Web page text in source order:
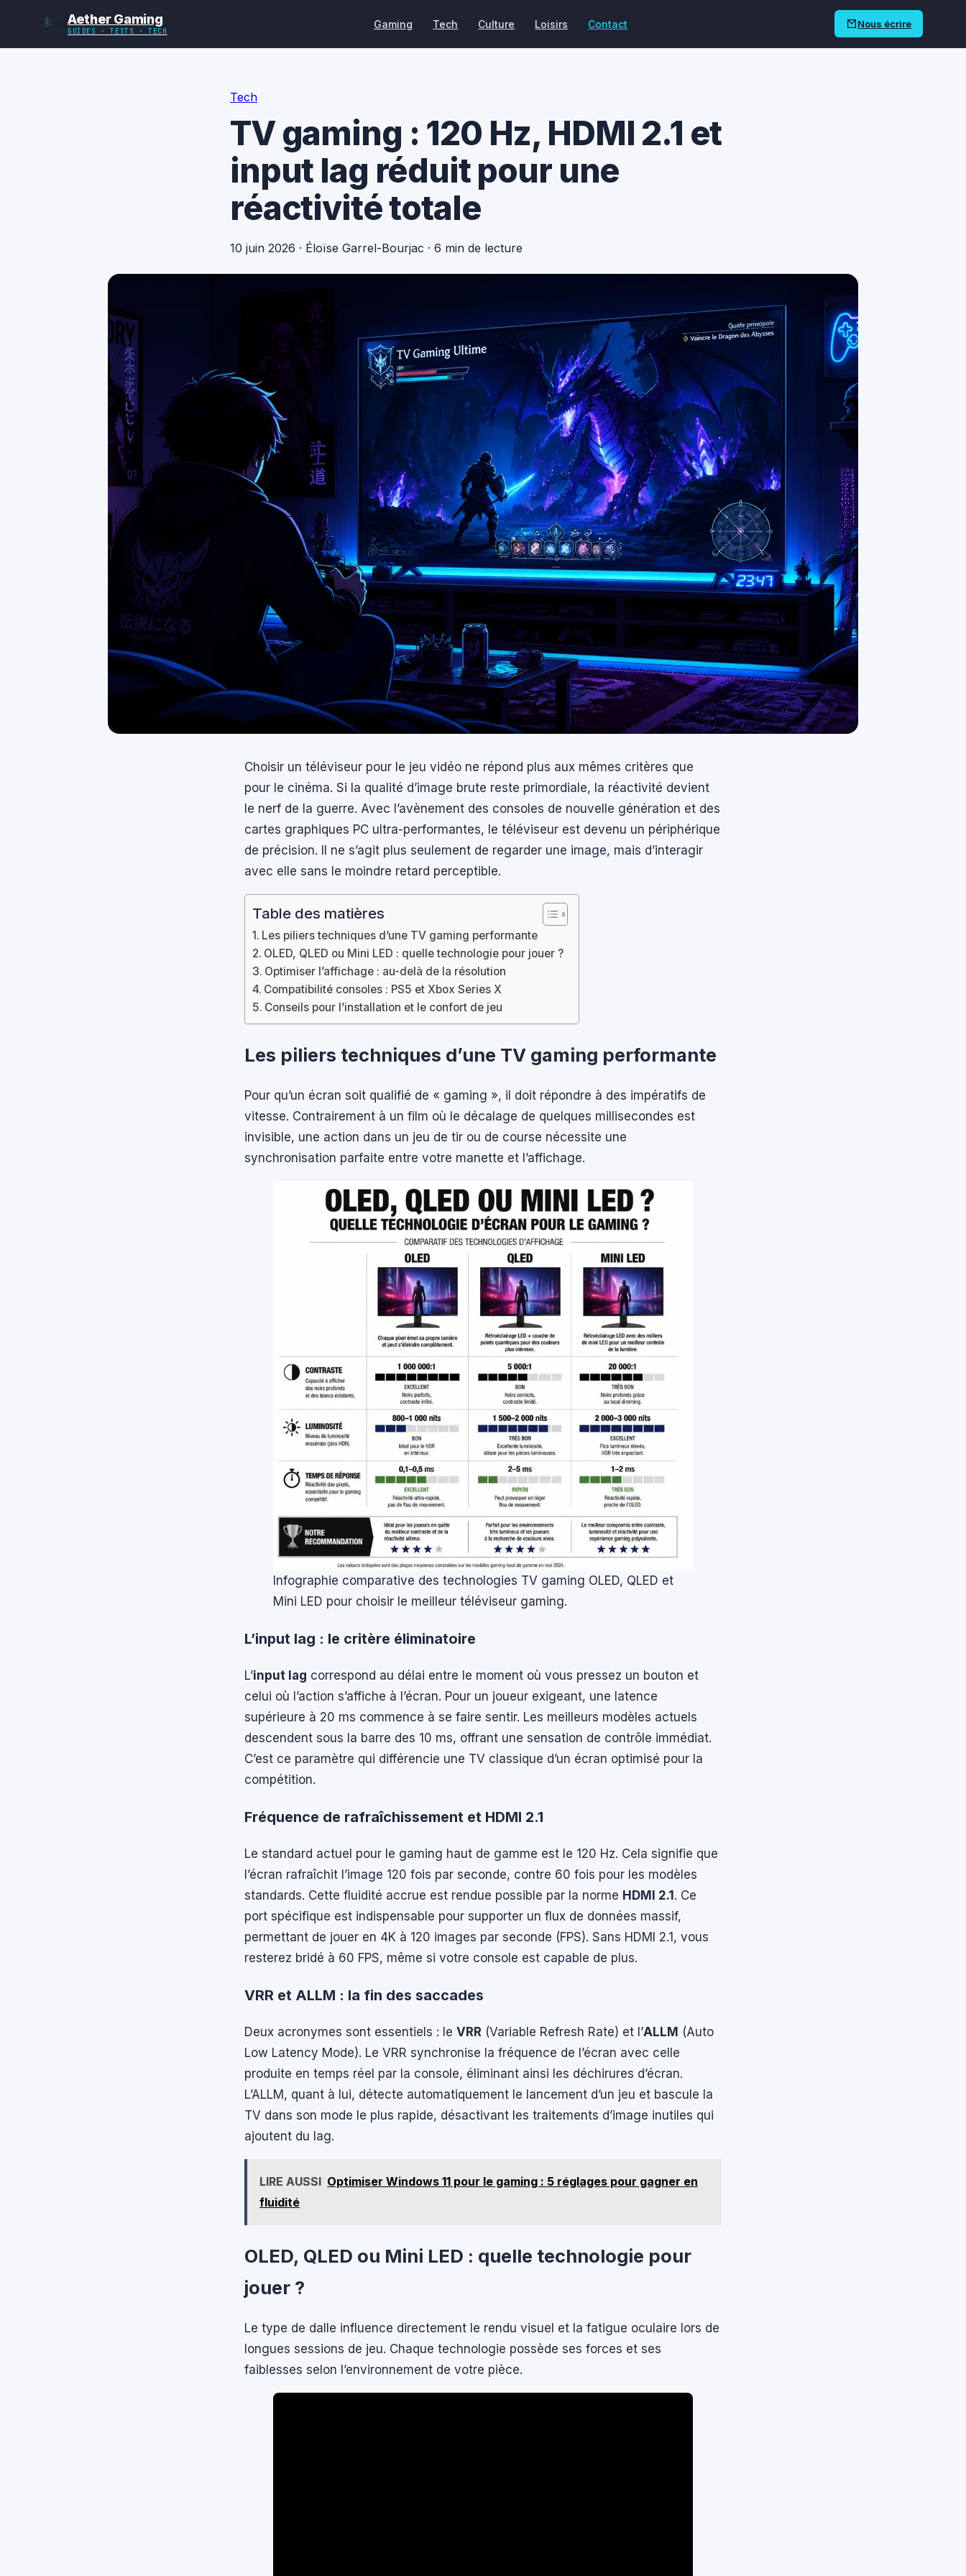
Aether Gaming
GUIDES · TESTS · TECH
Gaming Tech Culture Loisirs Contact Nous écrire
Tech
TV gaming : 120 Hz, HDMI 2.1 et
input lag réduit pour une
réactivité totale
10 juin 2026 · Éloïse Garrel-Bourjac · 6 min de lecture
Choisir un téléviseur pour le jeu vidéo ne répond plus aux mêmes critères que
pour le cinéma. Si la qualité d’image brute reste primordiale, la réactivité devient
le nerf de la guerre. Avec l’avènement des consoles de nouvelle génération et des
cartes graphiques PC ultra-performantes, le téléviseur est devenu un périphérique
de précision. Il ne s’agit plus seulement de regarder une image, mais d’interagir
avec elle sans le moindre retard perceptible.
Table des matières
Les piliers techniques d’une TV gaming performante
OLED, QLED ou Mini LED : quelle technologie pour jouer ?
Optimiser l’affichage : au-delà de la résolution
Compatibilité consoles : PS5 et Xbox Series X
Conseils pour l’installation et le confort de jeu
Les piliers techniques d’une TV gaming performante
Pour qu’un écran soit qualifié de « gaming », il doit répondre à des impératifs de
vitesse. Contrairement à un film où le décalage de quelques millisecondes est
invisible, une action dans un jeu de tir ou de course nécessite une
synchronisation parfaite entre votre manette et l’affichage.
Infographie comparative des technologies TV gaming OLED, QLED et
Mini LED pour choisir le meilleur téléviseur gaming.
L’input lag : le critère éliminatoire
L’input lag correspond au délai entre le moment où vous pressez un bouton et
celui où l’action s’affiche à l’écran. Pour un joueur exigeant, une latence
supérieure à 20 ms commence à se faire sentir. Les meilleurs modèles actuels
descendent sous la barre des 10 ms, offrant une sensation de contrôle immédiat.
C’est ce paramètre qui différencie une TV classique d’un écran optimisé pour la
compétition.
Fréquence de rafraîchissement et HDMI 2.1
Le standard actuel pour le gaming haut de gamme est le 120 Hz. Cela signifie que
l’écran rafraîchit l’image 120 fois par seconde, contre 60 fois pour les modèles
standards. Cette fluidité accrue est rendue possible par la norme HDMI 2.1 . Ce
port spécifique est indispensable pour supporter un flux de données massif,
permettant de jouer en 4K à 120 images par seconde (FPS). Sans HDMI 2.1, vous
resterez bridé à 60 FPS, même si votre console est capable de plus.
VRR et ALLM : la fin des saccades
Deux acronymes sont essentiels : le VRR (Variable Refresh Rate) et l’ALLM (Auto
Low Latency Mode). Le VRR synchronise la fréquence de l’écran avec celle
produite en temps réel par la console, éliminant ainsi les déchirures d’écran.
L’ALLM, quant à lui, détecte automatiquement le lancement d’un jeu et bascule la
TV dans son mode le plus rapide, désactivant les traitements d’image inutiles qui
ajoutent du lag.
LIRE AUSSI Optimiser Windows 11 pour le gaming : 5 réglages pour gagner en
fluidité
OLED, QLED ou Mini LED : quelle technologie pour
jouer ?
Le type de dalle influence directement le rendu visuel et la fatigue oculaire lors de
longues sessions de jeu. Chaque technologie possède ses forces et ses
faiblesses selon l’environnement de votre pièce.